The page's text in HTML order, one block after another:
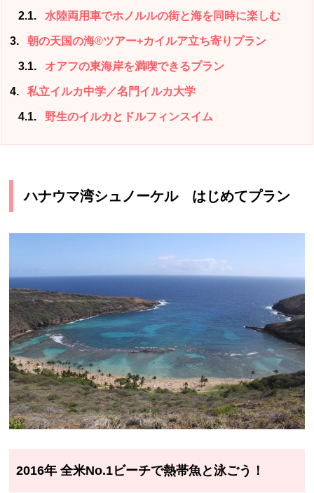
2.1 水陸両用車でホノルルの街と海を同時に楽しむ
3 朝の天国の海®ツアー+カイルア立ち寄りプラン
3.1 オアフの東海岸を満喫できるプラン
4 私立イルカ中学／名門イルカ大学
4.1 野生のイルカとドルフィンスイム
ハナウマ湾シュノーケル はじめてプラン
2016年 全米No.1ビーチで熱帯魚と泳ごう！